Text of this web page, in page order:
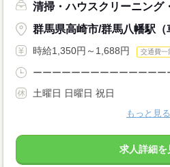
清掃・ハウスクリーニング
群馬県高崎市/群馬八幡駅（
時給1,350円～1,688円 交通費一
ーーーーーーーーーーーーーー
土曜日 日曜日 祝日
もっと見る
求人詳細を